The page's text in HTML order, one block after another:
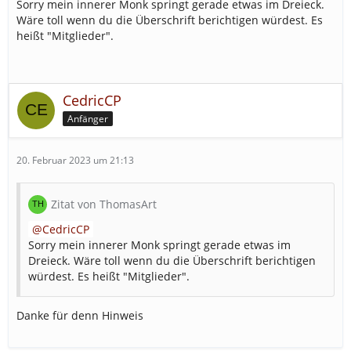
P.S. Noch einfacher gehts, wenn Ihr auf Euer Profil geht
Danke an@Diabol
3. Vorstellungstext
ich Euch mal ein paar Beispiel. Ich denke Ihr merkt
schon beim Lesen, welcher besser ist.
Beispiel 1:
Die Regionalleitstelle XYZ ist eine von fünf
Regionalleitstellen im Landkreis XYZ. Täglich gehen in
der IRLS XYZ ca. 1200 Anrufe über die Notrufnummer
112 ein. 13 Einsatzsachbearbeiter sind rund um die Uhr,
365 Tage im Jahr, damit beschäftigt, die Notrufe der
Bürger entgegenzunehmen und entsprechend der
Sorry mein innerer Monk springt gerade etwas im Dreieck.
Wäre toll wenn du die Überschrift berichtigen würdest. Es
heißt "Mitglieder".
CedricCP
Anfänger
20. Februar 2023 um 21:13
Zitat von ThomasArt
CedricCP
Sorry mein innerer Monk springt gerade etwas im
Dreieck. Wäre toll wenn du die Überschrift berichtigen
würdest. Es heißt "Mitglieder".
Danke für denn Hinweis